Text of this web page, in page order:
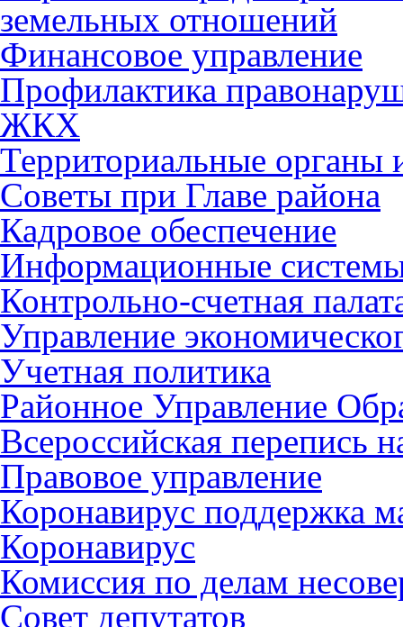
земельных отношений
Финансовое управление
Профилактика
ЖКХ
Территориальные органы
Советы при Главе района
Кадровое обеспечение
Информационные
Контрольно-счетная
Управление
Учетная политика
Районное Управление
Всероссийская перепись
Правовое управление
Коронавирус поддержка
Коронавирус
Комиссия по делам
Совет депутатов